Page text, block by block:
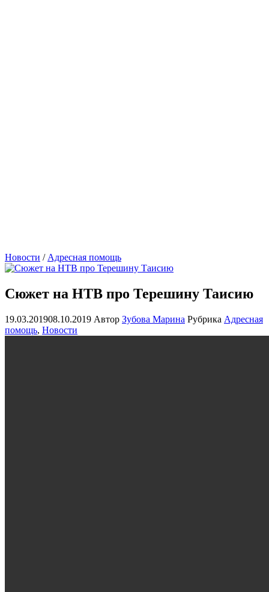
Новости / Адресная помощь
Сюжет на НТВ про Терешину Таисию
19.03.201908.10.2019 Автор Зубова Марина Рубрика Адресная
помощь, Новости